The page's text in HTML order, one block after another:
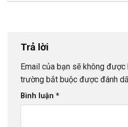
Trả lời
Email của bạn sẽ không được
trường bắt buộc được đánh
Bình luận *